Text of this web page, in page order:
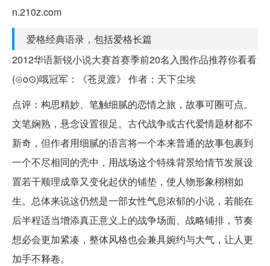
n.210z.com
爱格经典语录，包括爱格长篇
2012华语新锐小说大赛首赛季前20名入围作品推荐你看看
(⊙o⊙)哦冠军：《苍灵渡》 作者：天下尘埃
点评：构思精妙、笔触细腻的恋情之旅，故事可圈可点。
文笔娴熟，悬念设置很足。古代战争或古代爱情题材都不
新奇，但作者用细腻的语言将一个本来普通的故事包裹到
一个不尽相同的壳中，用战场这个特殊背景给情节发展设
置若干顺理成章又变化起伏的铺垫，使人物形象栩栩如
生。总体来说这仍然是一部女性气息浓郁的小说，若能在
后半程适当增添真正意义上的战争场面、战略铺排，节奏
想必会更加紧凑，整体风格也会兼具婉约与大气，让人更
加手不释卷。